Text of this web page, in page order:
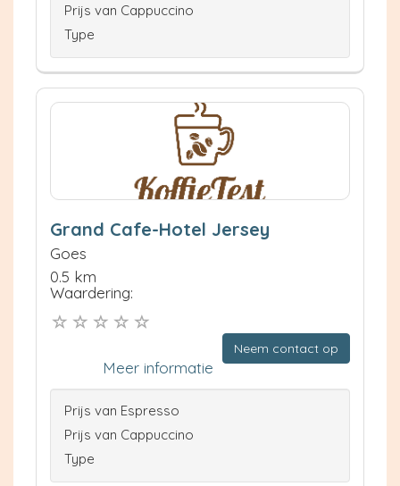
Prijs van Cappuccino
Type
Grand Cafe-Hotel Jersey
Goes
0.5 km
Waardering:
Neem contact op
Meer informatie
Prijs van Espresso
Prijs van Cappuccino
Type